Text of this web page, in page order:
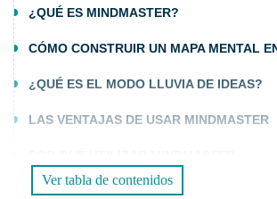
¿QUÉ ES MINDMASTER?
CÓMO CONSTRUIR UN MAPA MENTAL
¿QUÉ ES EL MODO LLUVIA DE IDEAS?
LAS VENTAJAS DE USAR MINDMASTER
PRECIOS DE MINDMASTER
Ver tabla de contenidos